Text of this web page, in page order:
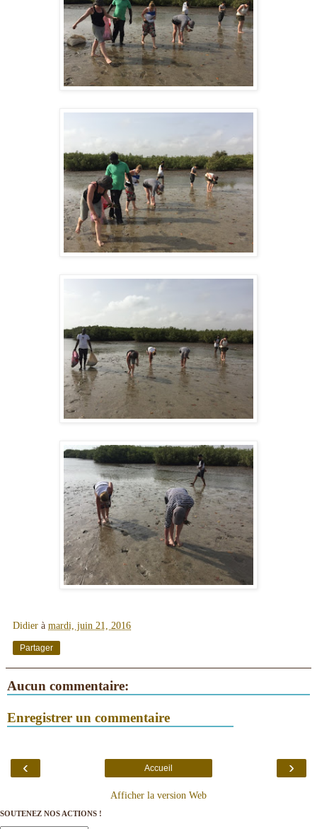
Didier à mardi, juin 21, 2016
Partager
Aucun commentaire:
Enregistrer un commentaire
‹ ›
Accueil
Afficher la version Web
SOUTENEZ NOS ACTIONS !